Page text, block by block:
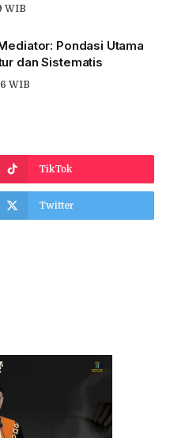
WIB
Pondasi Utama
dan Sistematis
WIB
TikTok
Twitter